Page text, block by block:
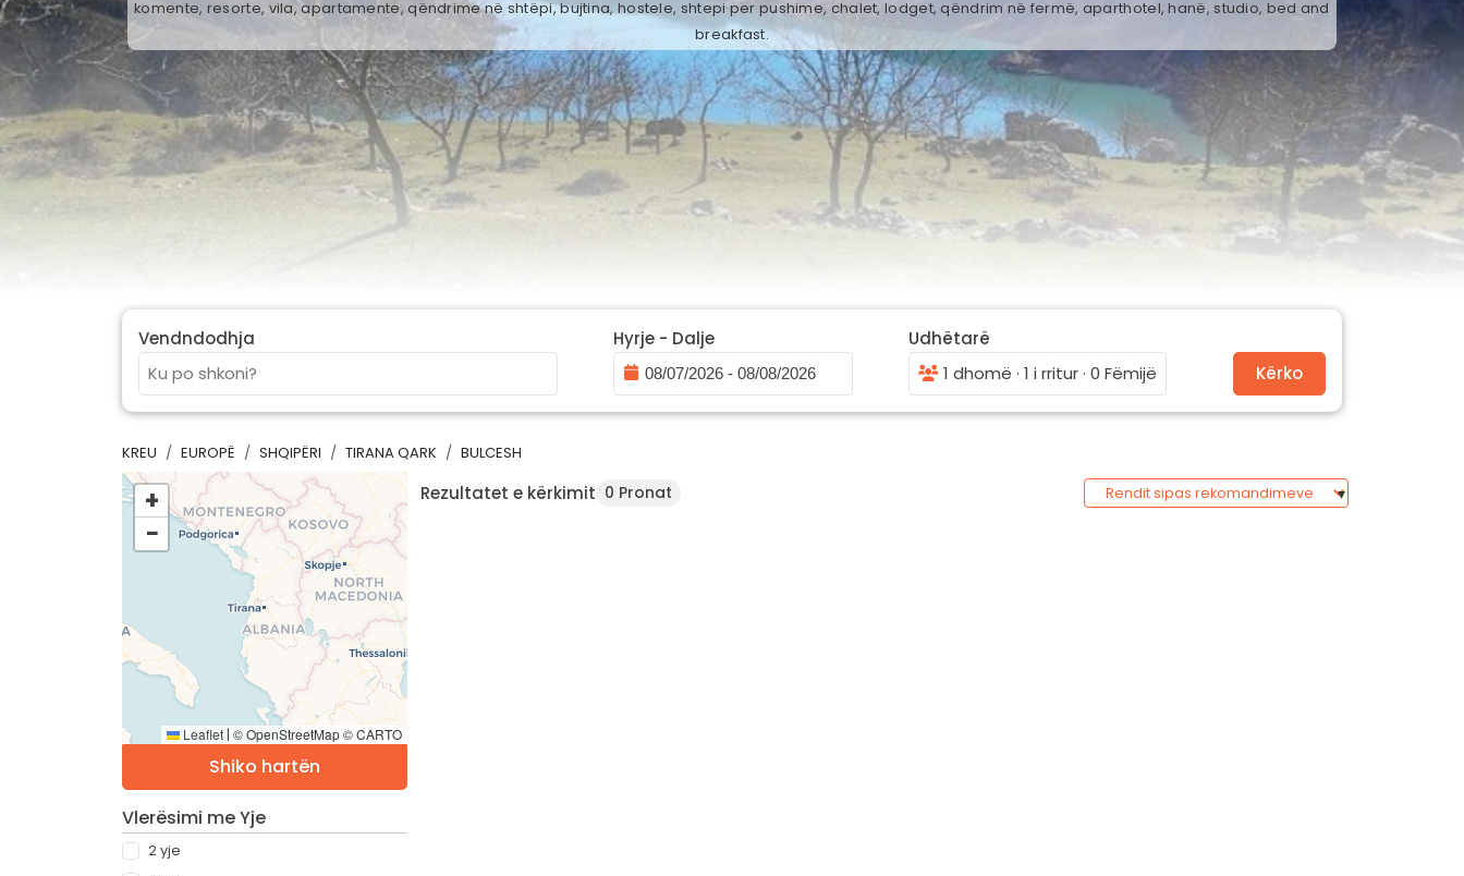
komente, resorte, vila, apartamente, qëndrime në shtëpi, bujtina, hostele, shtepi per pushime, chalet, lodget, qëndrim në fermë, aparthotel, hanë, studio, bed and
breakfast.
Vendndodhja Hyrje - Dalje
Udhëtarë
1 dhomë · 1 i rritur · 0 Fëmijë
Kërko
KREU EUROPË SHQIPËRI TIRANA QARK BULCESH
+
−
Leaflet | © OpenStreetMap © CARTO
Shiko hartën
Vlerësimi me Yje
2 yje
Rezultatet e kërkimit 0 Pronat